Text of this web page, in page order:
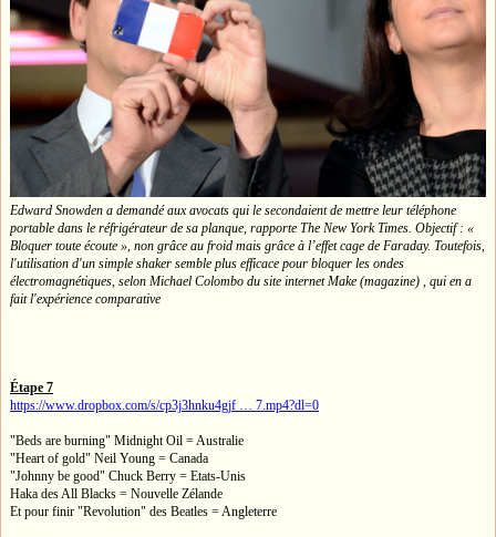
Edward Snowden a demandé aux avocats qui le secondaient de mettre leur téléphone
portable dans le réfrigérateur de sa planque, rapporte The New York Times. Objectif : «
Bloquer toute écoute », non grâce au froid mais grâce à l’effet cage de Faraday. Toutefois,
l'utilisation d'un simple shaker semble plus efficace pour bloquer les ondes
électromagnétiques, selon Michael Colombo du site internet Make (magazine) , qui en a
fait l'expérience comparative
Étape 7
https://www.dropbox.com/s/cp3j3hnku4gjf … 7.mp4?dl=0
"Beds are burning" Midnight Oil = Australie
"Heart of gold" Neil Young = Canada
"Johnny be good" Chuck Berry = Etats-Unis
Haka des All Blacks = Nouvelle Zélande
Et pour finir "Revolution" des Beatles = Angleterre